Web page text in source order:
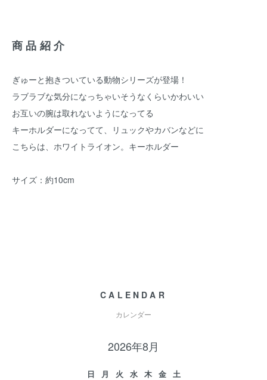
商品紹介
ぎゅーと抱きついている動物シリーズが登場！
ラブラブな気分になっちゃいそうなくらいかわいい
お互いの腕は取れないようになってる
キーホルダーになってて、リュックやカバンなどに
こちらは、ホワイトライオン。キーホルダー
サイズ：約10cm
CALENDAR
カレンダー
2026年8月
日 月 火 水 木 金
土